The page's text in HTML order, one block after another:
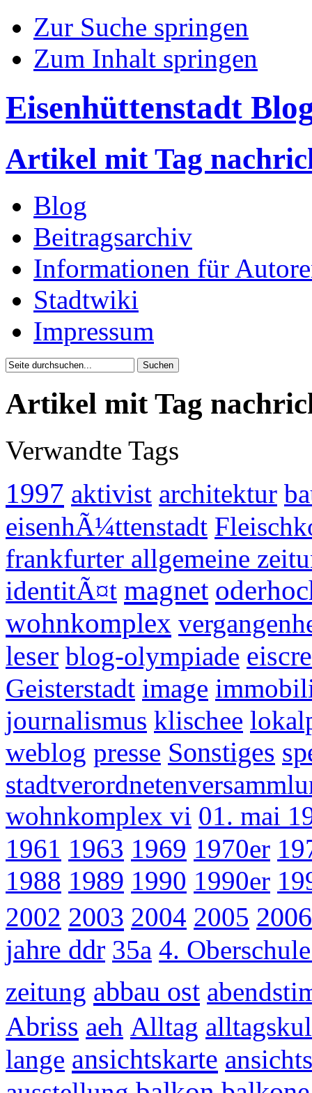
Zur Suche springen
Zum Inhalt springen
Eisenhüttenstadt
Artikel mit Tag
Blog
Beitragsarchiv
Informationen für
Stadtwiki
Impressum
Artikel mit Tag
Verwandte Tags
1997 aktivist architektur
eisenhÃ¼ttenstadt
frankfurter allgemeine
identitÃ¤t magnet
wohnkomplex
leser blog-olympiade
Geisterstadt image
journalismus klischee
weblog presse Sonstiges
wohnkomplex vi 01. mai
1961 1963 1969 1970er
1988 1989 1990 1990er
2002 2003 2004 2005 2006
jahre ddr 35a 4.
zeitung abbau ost
Abriss aeh Alltag
lange ansichtskarte